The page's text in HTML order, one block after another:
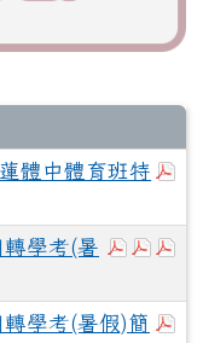
體中體育班特
於彈
於
學考(暑
學考(暑假)簡